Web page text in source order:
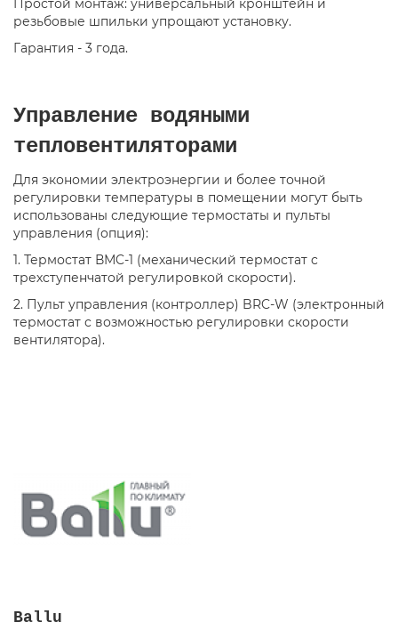
Простой монтаж: универсальный кронштейн и
резьбовые шпильки упрощают установку.
Гарантия - 3 года.
Управление водяными
тепловентиляторами
Для экономии электроэнергии и более точной
регулировки температуры в помещении могут быть
использованы следующие термостаты и пульты
управления (опция):
1. Термостат ВМC-1 (механический термостат c
трехступенчатой регулировкой скорости).
2. Пульт управления (контроллер) BRC-W (электронный
термостат с возможностью регулировки скорости
вентилятора).
Ballu